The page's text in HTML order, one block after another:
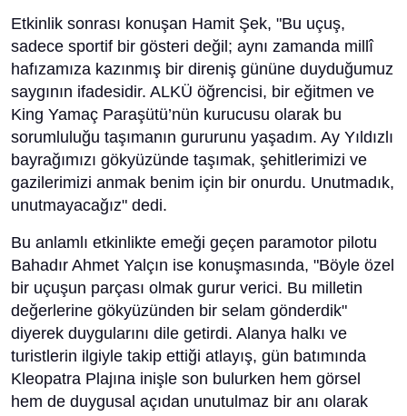
Etkinlik sonrası konuşan Hamit Şek, "Bu uçuş,
sadece sportif bir gösteri değil; aynı zamanda millî
hafızamıza kazınmış bir direniş gününe duyduğumuz
saygının ifadesidir. ALKÜ öğrencisi, bir eğitmen ve
King Yamaç Paraşütü’nün kurucusu olarak bu
sorumluluğu taşımanın gururunu yaşadım. Ay Yıldızlı
bayrağımızı gökyüzünde taşımak, şehitlerimizi ve
gazilerimizi anmak benim için bir onurdu. Unutmadık,
unutmayacağız" dedi.
Bu anlamlı etkinlikte emeği geçen paramotor pilotu
Bahadır Ahmet Yalçın ise konuşmasında, "Böyle özel
bir uçuşun parçası olmak gurur verici. Bu milletin
değerlerine gökyüzünden bir selam gönderdik"
diyerek duygularını dile getirdi. Alanya halkı ve
turistlerin ilgiyle takip ettiği atlayış, gün batımında
Kleopatra Plajına inişle son bulurken hem görsel
hem de duygusal açıdan unutulmaz bir anı olarak